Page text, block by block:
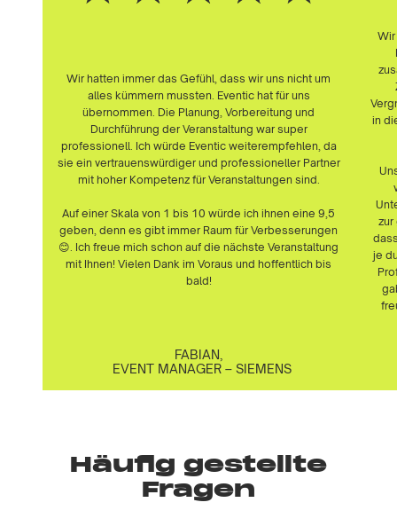
Wir hatten immer das Gefühl, dass wir uns nicht um
alles kümmern mussten. Eventic hat für uns
übernommen. Die Planung, Vorbereitung und
Durchführung der Veranstaltung war super
professionell. Ich würde Eventic weiterempfehlen, da
sie ein vertrauenswürdiger und professioneller Partner
mit hoher Kompetenz für Veranstaltungen sind.
Auf einer Skala von 1 bis 10 würde ich ihnen eine 9,5
geben, denn es gibt immer Raum für Verbesserungen
😊. Ich freue mich schon auf die nächste Veranstaltung
mit Ihnen! Vielen Dank im Voraus und hoffentlich bis
bald!
FABIAN,
EVENT MANAGER – SIEMENS
Wir
in
zur
je
Häufig gestellte
Fragen